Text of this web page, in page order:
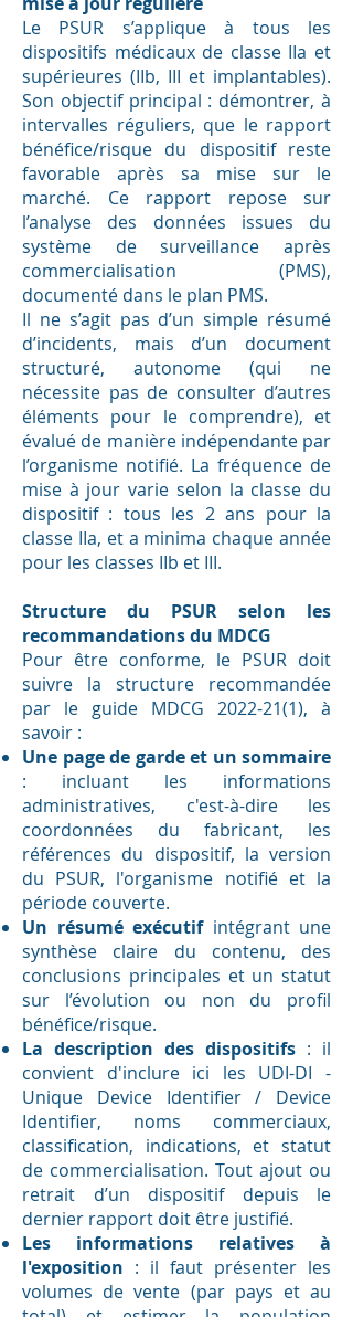
Le PSUR s’applique à tous les
dispositifs médicaux de classe IIa et
supérieures (IIb, III et implantables).
Son objectif principal : démontrer, à
intervalles réguliers, que le rapport
bénéfice/risque du dispositif reste
favorable après sa mise sur le
marché. Ce rapport repose sur
l’analyse des données issues du
système de surveillance après
commercialisation (PMS),
documenté dans le plan PMS.
Il ne s’agit pas d’un simple résumé
d’incidents, mais d’un document
structuré, autonome (qui ne
nécessite pas de consulter d’autres
éléments pour le comprendre), et
évalué de manière indépendante par
l’organisme notifié. La fréquence de
mise à jour varie selon la classe du
dispositif : tous les 2 ans pour la
classe IIa, et a minima chaque année
pour les classes IIb et III.
Structure du PSUR selon les
recommandations du MDCG
Pour être conforme, le PSUR doit
suivre la structure recommandée
par le guide MDCG 2022-21(1), à
savoir :
Une page de garde et un sommaire
: incluant les informations
administratives, c'est-à-dire les
coordonnées du fabricant, les
références du dispositif, la version
du PSUR, l'organisme notifié et la
période couverte.
Un résumé exécutifintégrant une
synthèse claire du contenu, des
conclusions principales et un statut
sur l’évolution ou non du profil
bénéfice/risque.
La description des dispositifs : il
convient d'inclure ici les UDI-DI -
Unique Device Identifier / Device
Identifier, noms commerciaux,
classification, indications, et statut
de commercialisation. Tout ajout ou
retrait d’un dispositif depuis le
dernier rapport doit être justifié.
Les informations relatives à
l'exposition : il faut présenter les
volumes de vente (par pays et au